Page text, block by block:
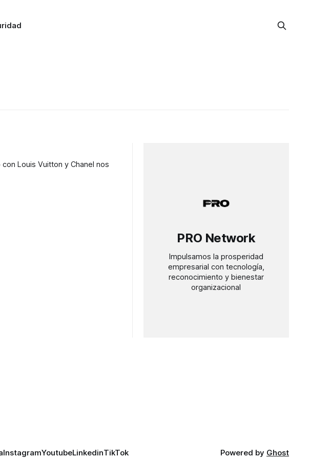
Louis Vuitton y Chanel nos
PRO Network
Impulsamos la prosperidad
empresarial con tecnología,
reconocimiento y bienestar
organizacional
InstagramYoutubeLinkedinTikTok Powered by Ghost